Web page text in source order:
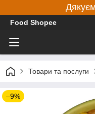
Food Shopee
Товари та послуги
–9%